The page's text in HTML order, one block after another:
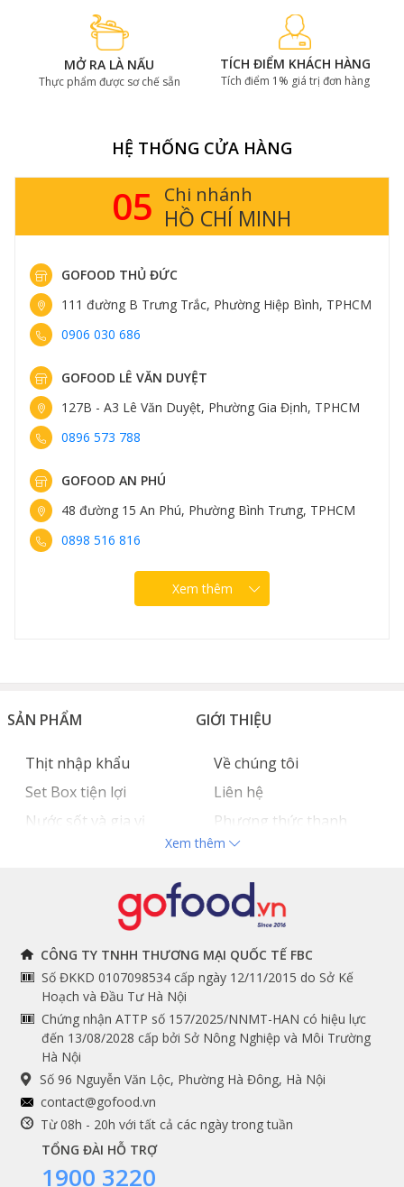
MỞ RA LÀ NẤU
Thực phẩm được sơ chế sẵn
TÍCH ĐIỂM KHÁCH HÀNG
Tích điểm 1% giá trị đơn hàng
HỆ THỐNG CỬA HÀNG
05 Chi nhánh
HỒ CHÍ MINH
GOFOOD THỦ ĐỨC
111 đường B Trưng Trắc, Phường Hiệp Bình, TPHCM
0906 030 686
GOFOOD LÊ VĂN DUYỆT
127B - A3 Lê Văn Duyệt, Phường Gia Định, TPHCM
0896 573 788
GOFOOD AN PHÚ
48 đường 15 An Phú, Phường Bình Trưng, TPHCM
0898 516 816
Xem thêm
SẢN PHẨM
Thịt nhập khẩu
Set Box tiện lợi
Nước sốt và gia vị
GIỚI THIỆU
Về chúng tôi
Liên hệ
Phương thức thanh
toán
Tuyển dụng
THÔNG TIN
Chính sách và quy định
chung
Hướng dẫn đặt hàng
Cam kết chất lượng
THEO DÕI NGAY
Facebook
Instagram
Youtube
Tiktok
Shopee
Xem thêm
CÔNG TY TNHH THƯƠNG MẠI QUỐC TẾ FBC
Số ĐKKD 0107098534 cấp ngày 12/11/2015 do Sở Kế
Hoạch và Đầu Tư Hà Nội
Chứng nhận ATTP số 157/2025/NNMT-HAN có hiệu lực
đến 13/08/2028 cấp bởi Sở Nông Nghiệp và Môi Trường
Hà Nội
Số 96 Nguyễn Văn Lộc, Phường Hà Đông, Hà Nội
contact@gofood.vn
Từ 08h - 20h với tất cả các ngày trong tuần
TỔNG ĐÀI HỖ TRỢ
1900 3220